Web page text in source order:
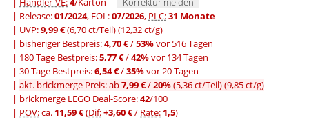
| Release:01/2024, EOL:07/2026, PLC:31 Monate
| UVP:9,99 €(6,70 ct/Teil)(12,32 ct/g)
| bisheriger Bestpreis:4,70 €/53%vor 516 Tagen
| 180 Tage Bestpreis:5,77 €/42%vor 134 Tagen
| 30 Tage Bestpreis:6,54 €/35%vor 20 Tagen
| akt. brickmerge Preis: ab7,99 €/20%(5,36 ct/Teil)(9,85 ct/g)
| brickmerge LEGO Deal-Score:42/100
| POV:ca. 11,59 €(Dif:+3,60 €/ Rate: 1,5)